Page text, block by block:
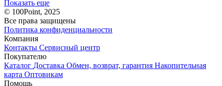
Показать еще
© 100Point, 2025
Все права защищены
Политика конфиденциальности
Компания
Контакты Сервисный центр
Покупателю
Каталог Доставка Обмен, возврат, гарантия Накопительная
карта Оптовикам
Помощь